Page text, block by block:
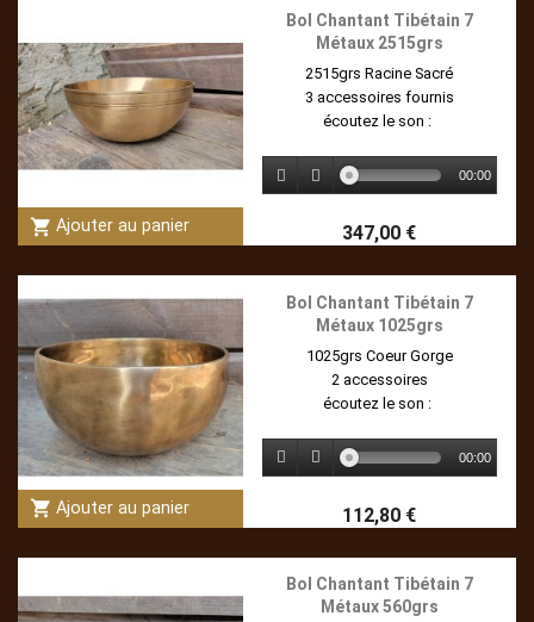
shopping_cart Ajouter au panier
Bol Chantant Tibétain 7
Métaux 2515grs
2515grs Racine Sacré
3 accessoires fournis
écoutez le son :
00:00
347,00 €
shopping_cart Ajouter au panier
Bol Chantant Tibétain 7
Métaux 1025grs
1025grs Coeur Gorge
2 accessoires
écoutez le son :
00:00
112,80 €
Bol Chantant Tibétain 7
Métaux 560grs